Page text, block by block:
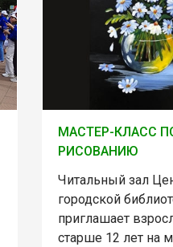
МАСТЕР-КЛАСС
РИСОВАНИЮ
Читальный зал
городской
приглашает
старше 12 лет на